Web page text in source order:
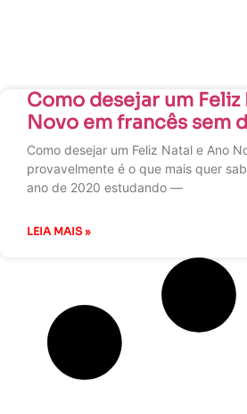
Como desejar um Feliz
Novo em francês sem
Como desejar um Feliz Natal e Ano
provavelmente é o que mais quer
ano de 2020 estudando —
LEIA MAIS »